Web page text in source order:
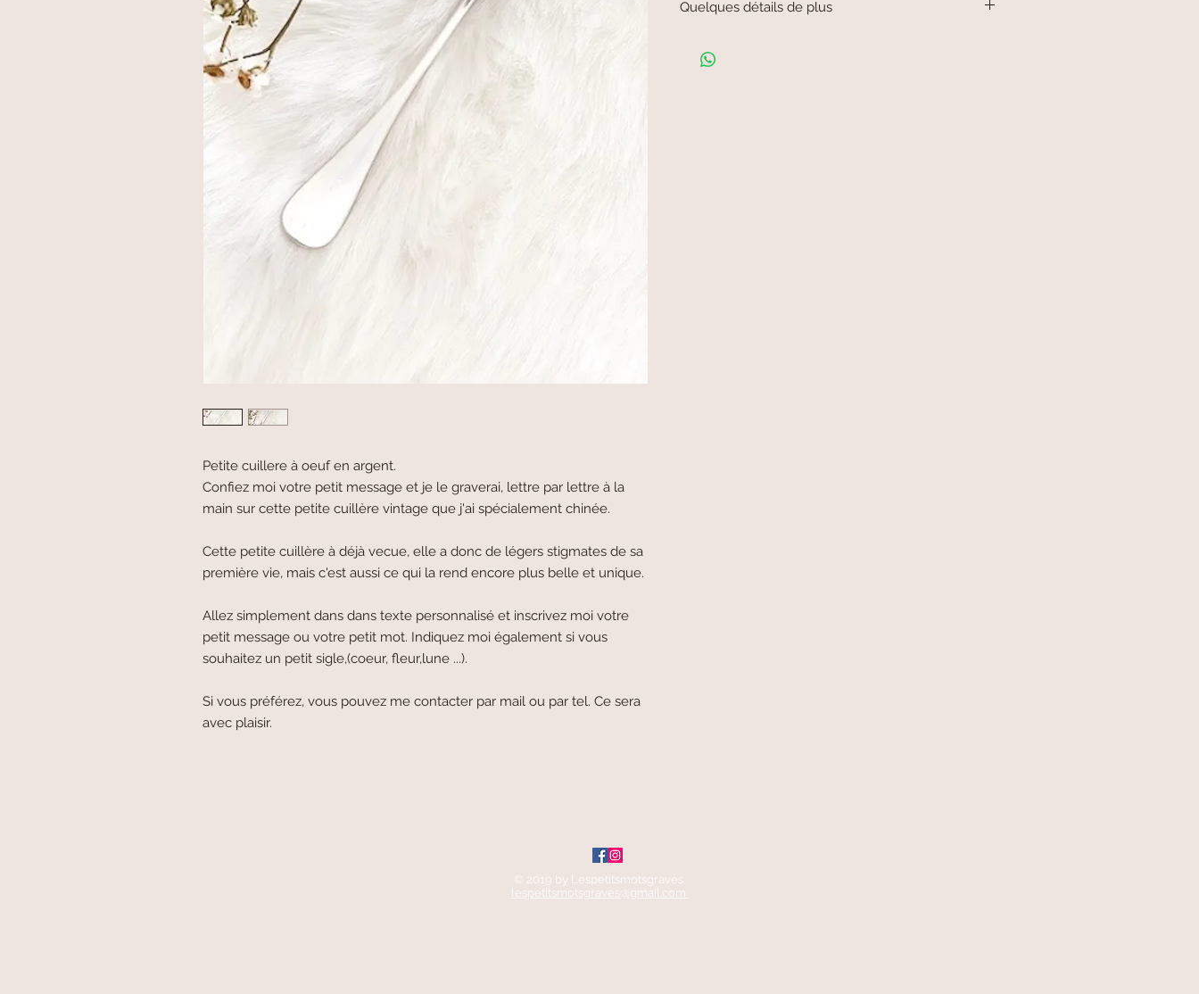
Petite cuillere à oeuf en argent.
Confiez moi votre petit message et je le graverai, lettre par lettre à la
main sur cette petite cuillère vintage que j'ai spécialement chinée.
Cette petite cuillère à déjà vecue, elle a donc de légers stigmates de sa
première vie, mais c'est aussi ce qui la rend encore plus belle et unique.
Allez simplement dans dans texte personnalisé et inscrivez moi votre
petit message ou votre petit mot. Indiquez moi également si vous
souhaitez un petit sigle,(coeur, fleur,lune ...).
Si vous préférez, vous pouvez me contacter par mail ou par tel. Ce sera
avec plaisir.
Quelques détails de plus
Environ 13,5cm
© 2019 by Lespetitsmotsgravés
lespetitsmotsgraves@gmail.com